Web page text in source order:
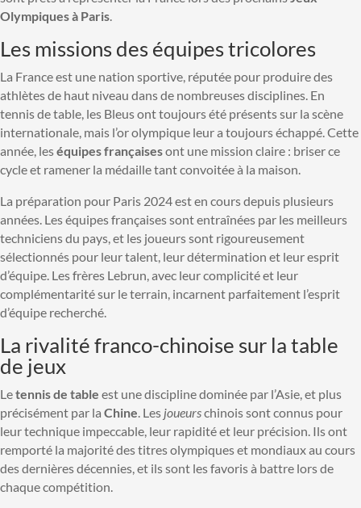
Olympiques à Paris.
Les missions des équipes tricolores
La France est une nation sportive, réputée pour produire des
athlètes de haut niveau dans de nombreuses disciplines. En
tennis de table, les Bleus ont toujours été présents sur la scène
internationale, mais l’or olympique leur a toujours échappé. Cette
année, leséquipes françaisesont une mission claire : briser ce
cycle et ramener la médaille tant convoitée à la maison.
La préparation pour Paris 2024 est en cours depuis plusieurs
années. Les équipes françaises sont entraînées par les meilleurs
techniciens du pays, et les joueurs sont rigoureusement
sélectionnés pour leur talent, leur détermination et leur esprit
d’équipe. Les frères Lebrun, avec leur complicité et leur
complémentarité sur le terrain, incarnent parfaitement l’esprit
d’équipe recherché.
La rivalité franco-chinoise sur la table
de jeux
Letennis de table est une discipline dominée par l’Asie, et plus
précisément par la Chine. Les joueurschinois sont connus pour
leur technique impeccable, leur rapidité et leur précision. Ils ont
remporté la majorité des titres olympiques et mondiaux au cours
des dernières décennies, et ils sont les favoris à battre lors de
chaque compétition.